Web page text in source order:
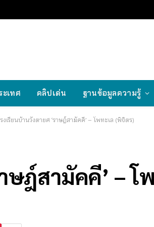
ะเทศ คลิปเด่น ฐานข้อมูลความรู้
งเรียนบ้านวังตายศ ‘ราษฎ์สามัคคี’ – โพทะเล (พิจิตร)
ษฎ์สามัคคี’ –